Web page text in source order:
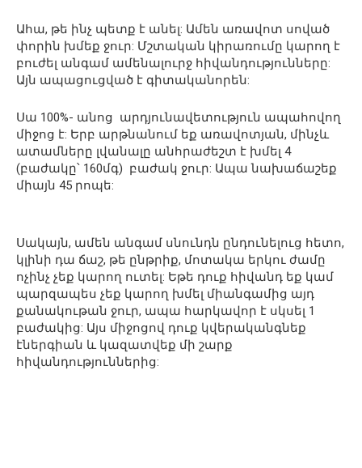
Ահա, թե ինչ պետք է անել: Ամեն առավոտ սոված
փորին խմեք ջուր: Մշտական կիրառումը կարող է
բուժել անգամ ամենալուրջ հիվանդությունները:
Այն ապացուցված է գիտականորեն:
Սա 100%- անոց արդյունավետություն ապահովող
միջոց է: Երբ արթնանում եք առավոտյան, մինչև
ատամները լվանալը անհրաժեշտ է խմել 4
(բաժակը՝ 160մգ) բաժակ ջուր: Ապա նախաճաշեք
միայն 45 րոպե:
Սակայն, ամեն անգամ սնունդն ընդունելուց հետո,
կլինի դա ճաշ, թե ընթրիք, մոտակա երկու ժամը
ոչինչ չեք կարող ուտել: Եթե դուք հիվանդ եք կամ
պարզապես չեք կարող խմել միանգամից այդ
քանակութան ջուր, ապա հարկավոր է սկսել 1
բաժակից: Այս միջոցով դուք կվերականգնեք
էներգիան և կազատվեք մի շարք
հիվանդություններից: